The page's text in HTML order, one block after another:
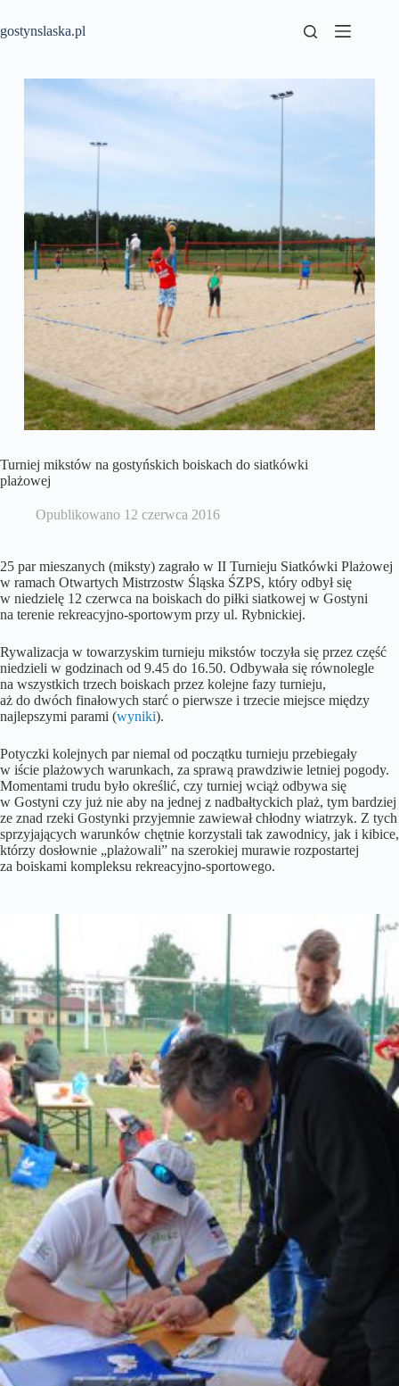
treści
gostynslaska.pl
Turniej mikstów na gostyńskich boiskach do siatkówki
plażowej
Opublikowano 12 czerwca 2016
25 par mieszanych (miksty) zagrało w II Turnieju Siatkówki Plażowej
w ramach Otwartych Mistrzostw Śląska ŚZPS, który odbył się
w niedzielę 12 czerwca na boiskach do piłki siatkowej w Gostyni
na terenie rekreacyjno-sportowym przy ul. Rybnickiej.
Rywalizacja w towarzyskim turnieju mikstów toczyła się przez część
niedzieli w godzinach od 9.45 do 16.50. Odbywała się równolegle
na wszystkich trzech boiskach przez kolejne fazy turnieju,
aż do dwóch finałowych starć o pierwsze i trzecie miejsce między
najlepszymi parami (wyniki).
Potyczki kolejnych par niemal od początku turnieju przebiegały
w iście plażowych warunkach, za sprawą prawdziwie letniej pogody.
Momentami trudu było określić, czy turniej wciąż odbywa się
w Gostyni czy już nie aby na jednej z nadbałtyckich plaż, tym bardziej
ze znad rzeki Gostynki przyjemnie zawiewał chłodny wiatrzyk. Z tych
sprzyjających warunków chętnie korzystali tak zawodnicy, jak i kibice,
którzy dosłownie „plażowali” na szerokiej murawie rozpostartej
za boiskami kompleksu rekreacyjno-sportowego.